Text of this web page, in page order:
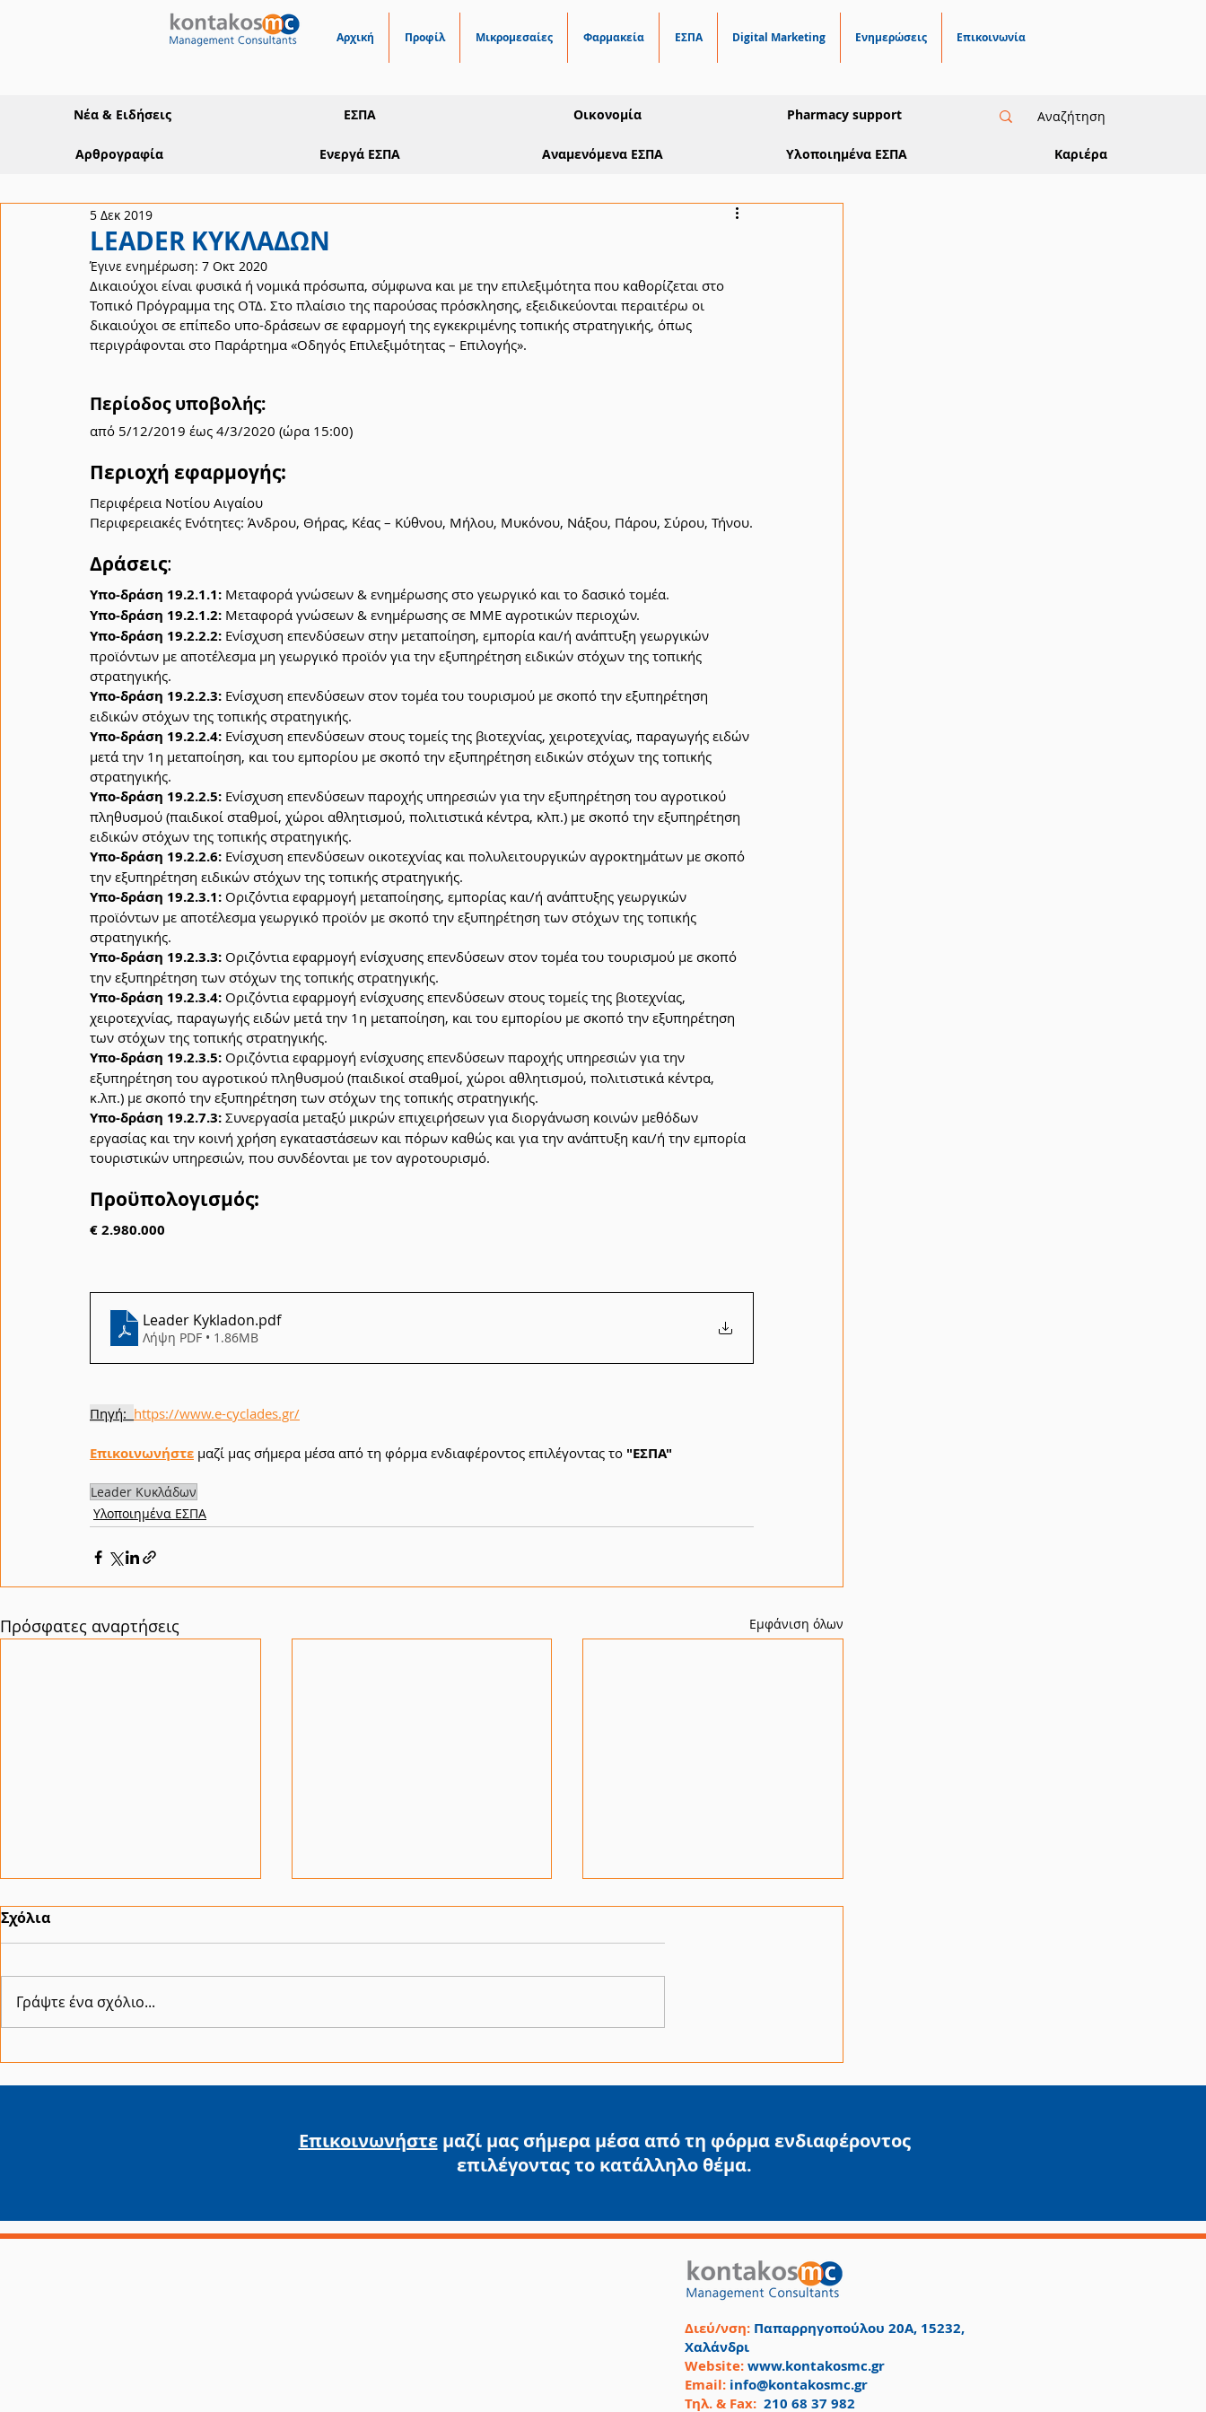
Αρχική Προφίλ Μικρομεσαίες Φαρμακεία ΕΣΠΑ Digital Marketing Ενημερώσεις Επικοινωνία
Νέα & Ειδήσεις ΕΣΠΑ Οικονομία Pharmacy support
Αρθρογραφία Ενεργά ΕΣΠΑ Αναμενόμενα ΕΣΠΑ Υλοποιημένα ΕΣΠΑ Καριέρα
LEADER ΚΥΚΛΑΔΩΝ
5 Δεκ 2019
Έγινε ενημέρωση: 7 Οκτ 2020
Δικαιούχοι είναι φυσικά ή νομικά πρόσωπα, σύμφωνα και με την επιλεξιμότητα που καθορίζεται στο
Τοπικό Πρόγραμμα της ΟΤΔ. Στο πλαίσιο της παρούσας πρόσκλησης, εξειδικεύονται περαιτέρω οι
δικαιούχοι σε επίπεδο υπο-δράσεων σε εφαρμογή της εγκεκριμένης τοπικής στρατηγικής, όπως
περιγράφονται στο Παράρτημα «Οδηγός Επιλεξιμότητας – Επιλογής».
Περίοδος υποβολής:
από 5/12/2019 έως 4/3/2020 (ώρα 15:00)
Περιοχή εφαρμογής:
Περιφέρεια Νοτίου Αιγαίου
Περιφερειακές Ενότητες: Άνδρου, Θήρας, Κέας – Κύθνου, Μήλου, Μυκόνου, Νάξου, Πάρου, Σύρου, Τήνου.
Δράσεις:
Υπο-δράση 19.2.1.1: Μεταφορά γνώσεων & ενημέρωσης στο γεωργικό και το δασικό τομέα.
Υπο-δράση 19.2.1.2: Μεταφορά γνώσεων & ενημέρωσης σε ΜΜΕ αγροτικών περιοχών.
Υπο-δράση 19.2.2.2: Ενίσχυση επενδύσεων στην μεταποίηση, εμπορία και/ή ανάπτυξη γεωργικών
προϊόντων με αποτέλεσμα μη γεωργικό προϊόν για την εξυπηρέτηση ειδικών στόχων της τοπικής
στρατηγικής.
Υπο-δράση 19.2.2.3: Ενίσχυση επενδύσεων στον τομέα του τουρισμού με σκοπό την εξυπηρέτηση
ειδικών στόχων της τοπικής στρατηγικής.
Υπο-δράση 19.2.2.4: Ενίσχυση επενδύσεων στους τομείς της βιοτεχνίας, χειροτεχνίας, παραγωγής ειδών
μετά την 1η μεταποίηση, και του εμπορίου με σκοπό την εξυπηρέτηση ειδικών στόχων της τοπικής
στρατηγικής.
Υπο-δράση 19.2.2.5: Ενίσχυση επενδύσεων παροχής υπηρεσιών για την εξυπηρέτηση του αγροτικού
πληθυσμού (παιδικοί σταθμοί, χώροι αθλητισμού, πολιτιστικά κέντρα, κλπ.) με σκοπό την εξυπηρέτηση
ειδικών στόχων της τοπικής στρατηγικής.
Υπο-δράση 19.2.2.6: Ενίσχυση επενδύσεων οικοτεχνίας και πολυλειτουργικών αγροκτημάτων με σκοπό
την εξυπηρέτηση ειδικών στόχων της τοπικής στρατηγικής.
Υπο-δράση 19.2.3.1: Οριζόντια εφαρμογή μεταποίησης, εμπορίας και/ή ανάπτυξης γεωργικών
προϊόντων με αποτέλεσμα γεωργικό προϊόν με σκοπό την εξυπηρέτηση των στόχων της τοπικής
στρατηγικής.
Υπο-δράση 19.2.3.3: Οριζόντια εφαρμογή ενίσχυσης επενδύσεων στον τομέα του τουρισμού με σκοπό
την εξυπηρέτηση των στόχων της τοπικής στρατηγικής.
Υπο-δράση 19.2.3.4: Οριζόντια εφαρμογή ενίσχυσης επενδύσεων στους τομείς της βιοτεχνίας,
χειροτεχνίας, παραγωγής ειδών μετά την 1η μεταποίηση, και του εμπορίου με σκοπό την εξυπηρέτηση
των στόχων της τοπικής στρατηγικής.
Υπο-δράση 19.2.3.5: Οριζόντια εφαρμογή ενίσχυσης επενδύσεων παροχής υπηρεσιών για την
εξυπηρέτηση του αγροτικού πληθυσμού (παιδικοί σταθμοί, χώροι αθλητισμού, πολιτιστικά κέντρα,
κ.λπ.) με σκοπό την εξυπηρέτηση των στόχων της τοπικής στρατηγικής.
Υπο-δράση 19.2.7.3: Συνεργασία μεταξύ μικρών επιχειρήσεων για διοργάνωση κοινών μεθόδων
εργασίας και την κοινή χρήση εγκαταστάσεων και πόρων καθώς και για την ανάπτυξη και/ή την εμπορία
τουριστικών υπηρεσιών, που συνδέονται με τον αγροτουρισμό.
Προϋπολογισμός:
€ 2.980.000
Leader Kykladon.pdf
Λήψη PDF • 1.86MB
Πηγή: https://www.e-cyclades.gr/
Επικοινωνήστε μαζί μας σήμερα μέσα από τη φόρμα ενδιαφέροντος επιλέγοντας το "ΕΣΠΑ"
Leader Κυκλάδων
Υλοποιημένα ΕΣΠΑ
Πρόσφατες αναρτήσεις Εμφάνιση όλων
«Ξεκινώ Επιχειρηματικά»
Εκσυγχρονισμός Μικρής
Σχόλια
Γράψτε ένα σχόλιο...
Επικοινωνήστεμαζί μας σήμερα μέσα από τη φόρμα ενδιαφέροντος
επιλέγονταςτο κατάλληλο θέμα.
Διεύ/νση: Παπαρρηγοπούλου 20Α, 15232,
Χαλάνδρι
Website:www.kontakosmc.gr
Email: info@kontakosmc.gr
Τηλ. & Fax: 210 68 37 982